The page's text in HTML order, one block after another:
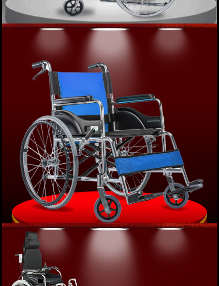
Xe lăn tay khung gấp phục hồi chức năng cao
cấp COFOE-JRWD301 TM006
Giá: 3,500,000 VND
Xe lăn tay khung gấp phục hồi chức năng cao
cấp GB/T 13800 TM022
Giá: 2,452,000 VND